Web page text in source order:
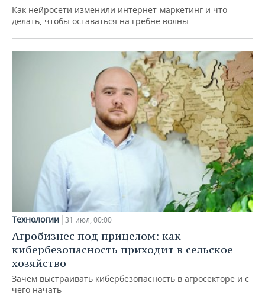
Как нейросети изменили интернет-маркетинг и что
делать, чтобы оставаться на гребне волны
Технологии 31 июл, 00:00
Агробизнес под прицелом: как
кибербезопасность приходит в сельское
хозяйство
Зачем выстраивать кибербезопасность в агросекторе и с
чего начать